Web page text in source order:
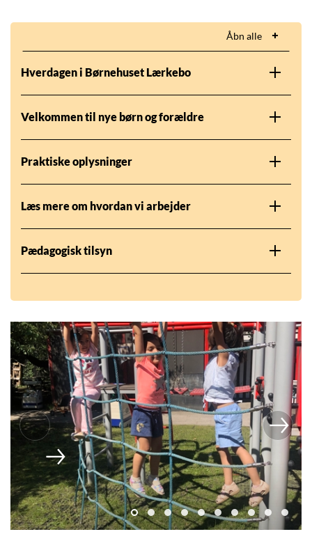
Åbn alle
Hverdagen i Børnehuset Lærkebo
Velkommen til nye børn og forældre
Praktiske oplysninger
Læs mere om hvordan vi arbejder
Pædagogisk tilsyn